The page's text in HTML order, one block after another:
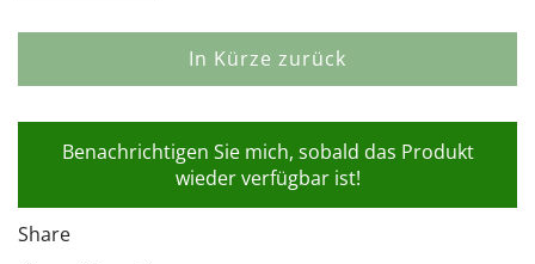
In Kürze zurück
L
d
e
n
Benachrichtigen Sie mich, sobald das Produkt
wieder verfügbar ist!
Share